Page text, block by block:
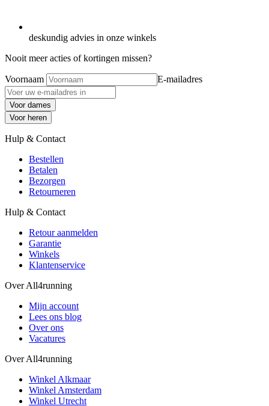
deskundig advies in onze winkels
Nooit meer acties of kortingen missen?
Voornaam E-mailadres
Voor dames
Voor heren
Hulp & Contact
Bestellen
Betalen
Bezorgen
Retourneren
Hulp & Contact
Retour aanmelden
Garantie
Winkels
Klantenservice
Over All4running
Mijn account
Lees ons blog
Over ons
Vacatures
Over All4running
Winkel Alkmaar
Winkel Amsterdam
Winkel Utrecht